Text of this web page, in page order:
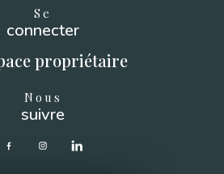
Se
connecter
propriétaire
Nous
suivre